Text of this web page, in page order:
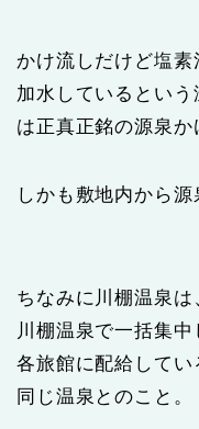
かけ流しだけど塩素
加水しているとい
は正真正銘の源泉か
しかも敷地内から源
ちなみに川棚温泉は
川棚温泉で一括集
各旅館に配給して
同じ温泉とのこと。